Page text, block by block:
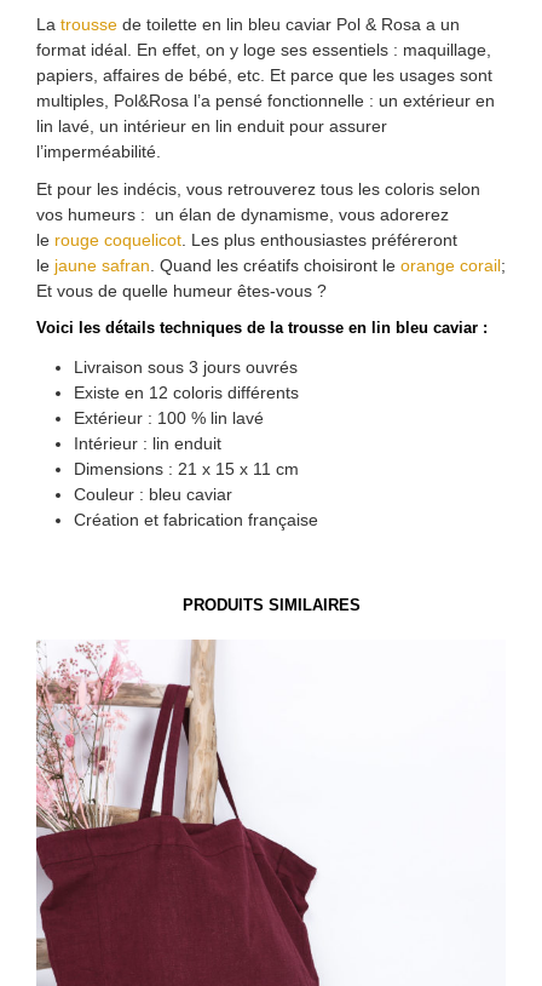
La trousse de toilette en lin bleu caviar Pol & Rosa a un
format idéal. En effet, on y loge ses essentiels : maquillage,
papiers, affaires de bébé, etc. Et parce que les usages sont
multiples, Pol&Rosa l’a pensé fonctionnelle : un extérieur en
lin lavé, un intérieur en lin enduit pour assurer
l’imperméabilité.
Et pour les indécis, vous retrouverez tous les coloris selon
vos humeurs : un élan de dynamisme, vous adorerez
le rouge coquelicot . Les plus enthousiastes préféreront
le jaune safran . Quand les créatifs choisiront le orange corail;
Et vous de quelle humeur êtes-vous ?
Voici les détails techniques de la trousse en lin bleu caviar :
Livraison sous 3 jours ouvrés
Existe en 12 coloris différents
Extérieur : 100 % lin lavé
Intérieur : lin enduit
Dimensions : 21 x 15 x 11 cm
Couleur : bleu caviar
Création et fabrication française
PRODUITS SIMILAIRES